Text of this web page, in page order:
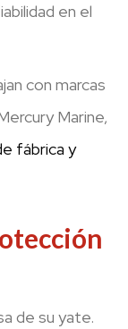
en el
con marcas
Marine,
fábrica y
de su yate.